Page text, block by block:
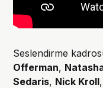
Seslendirme
Offerman,
Sedaris, Nick Kroll,